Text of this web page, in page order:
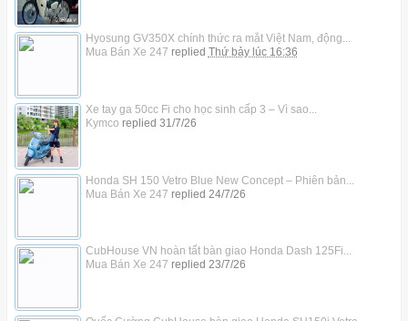
Hyosung GV350X chính thức ra mắt Việt Nam, động...
Mua Bán Xe 247 replied Thứ bảy lúc 16:36
Xe tay ga 50cc Fi cho học sinh cấp 3 – Vì sao...
Kymco replied 31/7/26
Honda SH 150 Vetro Blue New Concept – Phiên bản...
Mua Bán Xe 247 replied 24/7/26
CubHouse VN hoàn tất bàn giao Honda Dash 125Fi...
Mua Bán Xe 247 replied 23/7/26